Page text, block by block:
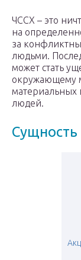
ЧССХ – это
на
за
людьми.
может стать
окружающему
материальных
людей.